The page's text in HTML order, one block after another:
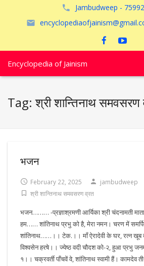
Jambudweep -
Encyclopedia of Jainism
पूजायें
अयोध्या
Tag:श्री शान्तिनाथ
भजन
February 22, 2025
jambudweep
श्री शान्तिनाथ समवसरण व्रत
भजन……… -प्रज्ञाश्रमणी आर्यिका श्री चंदनामती
हम…… शांतिनाथ प्रभु को है, मेरा नमन। चरण में
शांतिनाथ……।। टेक.।। माँ ऐरादेवी के घर, रत्न खूब
विश्वसेन हरषे।। ज्येष्ठ वदी चौदश को-२, हुआ प्रभु
१।। चक्रवर्ती पाँचवें वे, शांतिनाथ स्वामी हैं। कामदेव